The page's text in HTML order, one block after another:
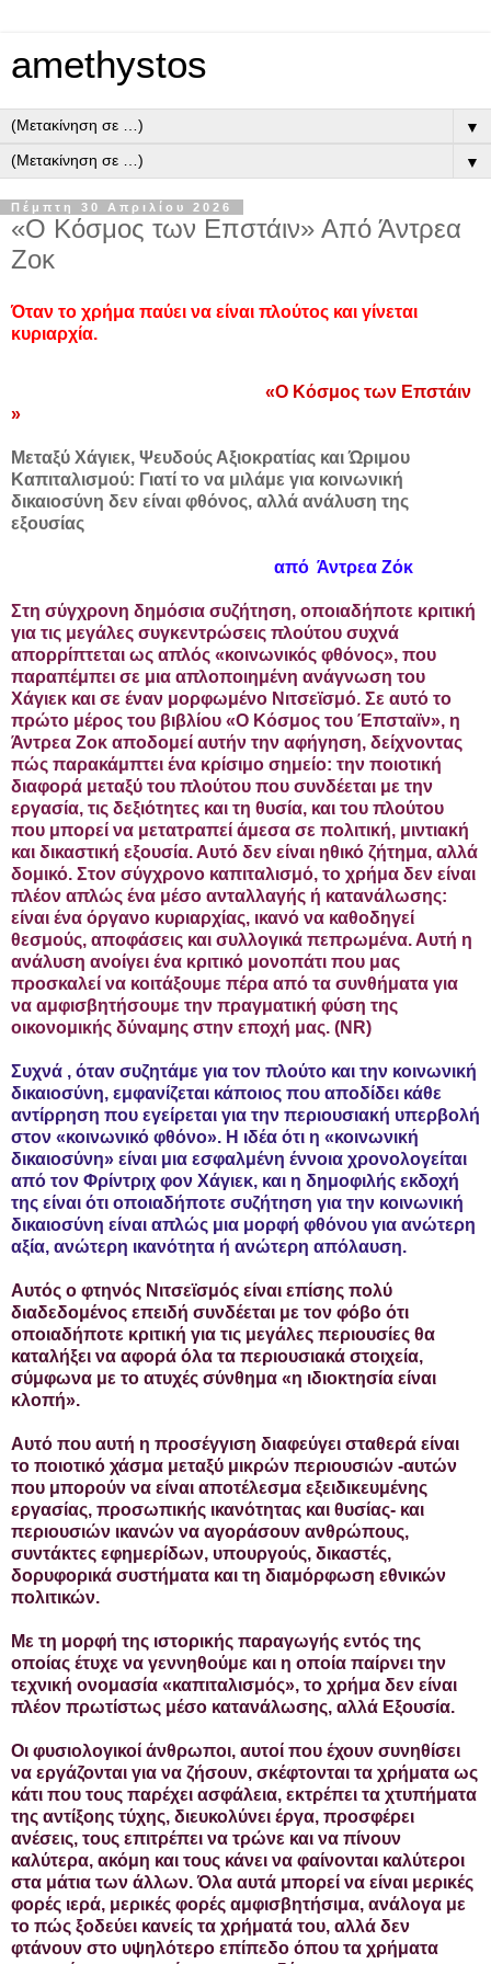
amethystos
▼
▼
Πέμπτη 30 Απριλίου 2026
«Ο Κόσμος των Επστάιν» Από Άντρεα
Ζοκ
Όταν το χρήμα παύει να είναι πλούτος και γίνεται
κυριαρχία.
«Ο Κόσμος των Επστάιν
»
Μεταξύ Χάγιεκ, Ψευδούς Αξιοκρατίας και Ώριμου
Καπιταλισμού: Γιατί το να μιλάμε για κοινωνική
δικαιοσύνη δεν είναι φθόνος, αλλά ανάλυση της
εξουσίας
από Άντρεα Ζόκ
Στη σύγχρονη δημόσια συζήτηση, οποιαδήποτε κριτική
για τις μεγάλες συγκεντρώσεις πλούτου συχνά
απορρίπτεται ως απλός «κοινωνικός φθόνος», που
παραπέμπει σε μια απλοποιημένη ανάγνωση του
Χάγιεκ και σε έναν μορφωμένο Νιτσεϊσμό. Σε αυτό το
πρώτο μέρος του βιβλίου «Ο Κόσμος του Έπσταϊν», η
Άντρεα Ζοκ αποδομεί αυτήν την αφήγηση, δείχνοντας
πώς παρακάμπτει ένα κρίσιμο σημείο: την ποιοτική
διαφορά μεταξύ του πλούτου που συνδέεται με την
εργασία, τις δεξιότητες και τη θυσία, και του πλούτου
που μπορεί να μετατραπεί άμεσα σε πολιτική, μιντιακή
και δικαστική εξουσία. Αυτό δεν είναι ηθικό ζήτημα, αλλά
δομικό. Στον σύγχρονο καπιταλισμό, το χρήμα δεν είναι
πλέον απλώς ένα μέσο ανταλλαγής ή κατανάλωσης:
είναι ένα όργανο κυριαρχίας, ικανό να καθοδηγεί
θεσμούς, αποφάσεις και συλλογικά πεπρωμένα. Αυτή η
ανάλυση ανοίγει ένα κριτικό μονοπάτι που μας
προσκαλεί να κοιτάξουμε πέρα ​​από τα συνθήματα για
να αμφισβητήσουμε την πραγματική φύση της
οικονομικής δύναμης στην εποχή μας. (NR)
Συχνά , όταν συζητάμε για τον πλούτο και την κοινωνική
δικαιοσύνη, εμφανίζεται κάποιος που αποδίδει κάθε
αντίρρηση που εγείρεται για την περιουσιακή υπερβολή
στον «κοινωνικό φθόνο». Η ιδέα ότι η «κοινωνική
δικαιοσύνη» είναι μια εσφαλμένη έννοια χρονολογείται
από τον Φρίντριχ φον Χάγιεκ, και η δημοφιλής εκδοχή
της είναι ότι οποιαδήποτε συζήτηση για την κοινωνική
δικαιοσύνη είναι απλώς μια μορφή φθόνου για ανώτερη
αξία, ανώτερη ικανότητα ή ανώτερη απόλαυση.
Αυτός ο φτηνός Νιτσεϊσμός είναι επίσης πολύ
διαδεδομένος επειδή συνδέεται με τον φόβο ότι
οποιαδήποτε κριτική για τις μεγάλες περιουσίες θα
καταλήξει να αφορά όλα τα περιουσιακά στοιχεία,
σύμφωνα με το ατυχές σύνθημα «η ιδιοκτησία είναι
κλοπή».
Αυτό που αυτή η προσέγγιση διαφεύγει σταθερά είναι
το ποιοτικό χάσμα μεταξύ μικρών περιουσιών -αυτών
που μπορούν να είναι αποτέλεσμα εξειδικευμένης
εργασίας, προσωπικής ικανότητας και θυσίας- και
περιουσιών ικανών να αγοράσουν ανθρώπους,
συντάκτες εφημερίδων, υπουργούς, δικαστές,
δορυφορικά συστήματα και τη διαμόρφωση εθνικών
πολιτικών.
Με τη μορφή της ιστορικής παραγωγής εντός της
οποίας έτυχε να γεννηθούμε και η οποία παίρνει την
τεχνική ονομασία «καπιταλισμός», το χρήμα δεν είναι
πλέον πρωτίστως μέσο κατανάλωσης, αλλά Εξουσία.
Οι φυσιολογικοί άνθρωποι, αυτοί που έχουν συνηθίσει
να εργάζονται για να ζήσουν, σκέφτονται τα χρήματα ως
κάτι που τους παρέχει ασφάλεια, εκτρέπει τα χτυπήματα
της αντίξοης τύχης, διευκολύνει έργα, προσφέρει
ανέσεις, τους επιτρέπει να τρώνε και να πίνουν
καλύτερα, ακόμη και τους κάνει να φαίνονται καλύτεροι
στα μάτια των άλλων. Όλα αυτά μπορεί να είναι μερικές
φορές ιερά, μερικές φορές αμφισβητήσιμα, ανάλογα με
το πώς ξοδεύει κανείς τα χρήματά του, αλλά δεν
φτάνουν στο υψηλότερο επίπεδο όπου τα χρήματα